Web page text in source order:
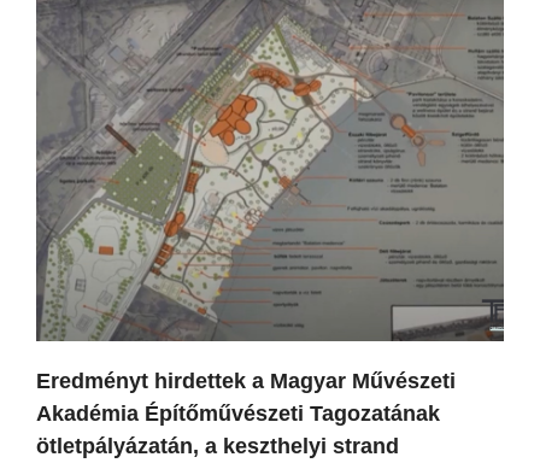
Eredményt hirdettek a Magyar Művészeti
Akadémia Építőművészeti Tagozatának
ötletpályázatán, a keszthelyi strand